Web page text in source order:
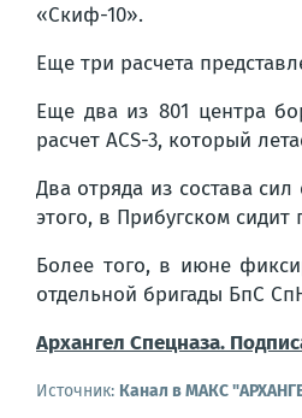
«Скиф-10».
Еще три расчета
Еще два из 801 центра
расчет ACS-3, который
Два отряда из состава
этого, в Прибугском
Более того, в июне
отдельной бригады БпС
Архангел Спецназа.
Источник: Канал в МАКС